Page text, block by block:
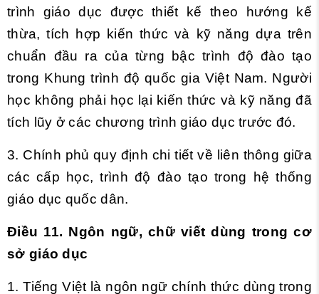
trình giáo dục được thiết kế theo hướng kế
thừa, tích hợp kiến thức và kỹ năng dựa trên
chuẩn đầu ra của từng bậc trình độ đào tạo
trong Khung trình độ quốc gia Việt Nam. Người
học không phải học lại kiến thức và kỹ năng đã
tích lũy ở các chương trình giáo dục trước đó.
3. Chính phủ quy định chi tiết về liên thông giữa
các cấp học, trình độ đào tạo trong hệ thống
giáo dục quốc dân.
Điều 11. Ngôn ngữ, chữ viết dùng trong cơ
sở giáo dục
1. Tiếng Việt là ngôn ngữ chính thức dùng trong